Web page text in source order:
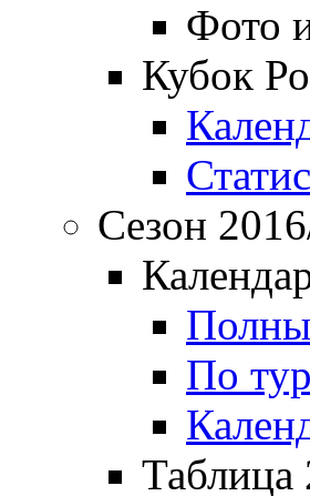
Фото
Кубок
Сезон
По
Таблица